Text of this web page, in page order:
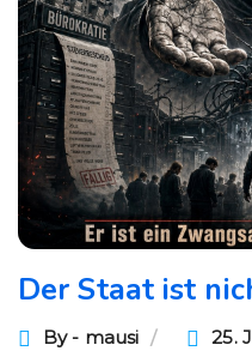
Der Staat ist
By - mausi 25.